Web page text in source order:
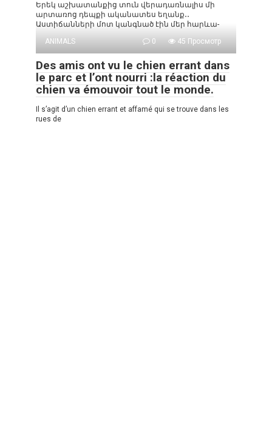
Երեկ աշխատանքից տուն վերադառնալիս մի
արտառոց դեպքի ականատես եղանք․․
Աստիճանների մոտ կանգնած էին մեր հարևա-
ANIMALS
0 45 Просмотр
Des amis ont vu le chien errant dans
le parc et l’ont nourri :la réaction du
chien va émouvoir tout le monde.
Il s’agit d’un chien errant et affamé qui se trouve dans les
rues de